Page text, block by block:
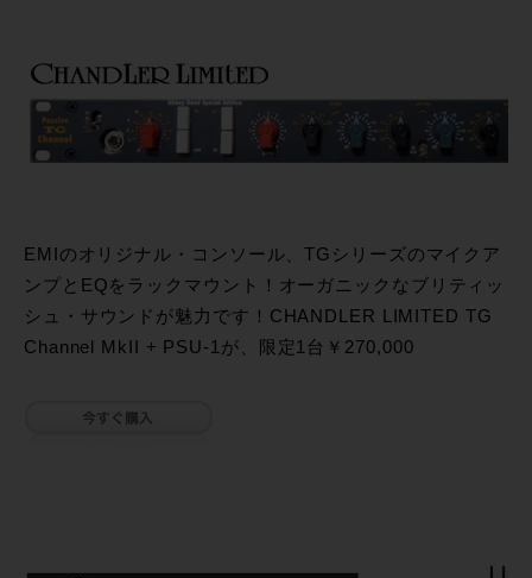
EMIのオリジナル・コンソール、TGシリーズのマイクア
ンプとEQをラックマウント！オーガニックなブリティッ
シュ・サウンドが魅力です！CHANDLER LIMITED TG
Channel MkII + PSU-1が、限定1台￥270,000